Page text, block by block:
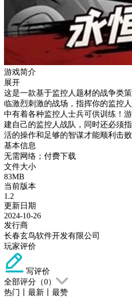
游戏简介
展开
这是一款基于监控人题材的战争类
临激烈刺激的战场，指挥你的监控
中有着各种监控人士兵可供训练！
建自己的监控人战队，同时还必须
活的操作和足够的智谋才能顺利击
基本信息
无需网络；付费下载
文件大小
83MB
当前版本
1.2
更新日期
2024-10-26
发行商
长春玄鸟软件开发有限公司
玩家评价
写评价
全部评分（0）
热门
最新 最赞